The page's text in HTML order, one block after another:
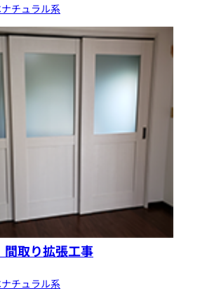
ナチュラル系
取り拡張工事
ナチュラル系